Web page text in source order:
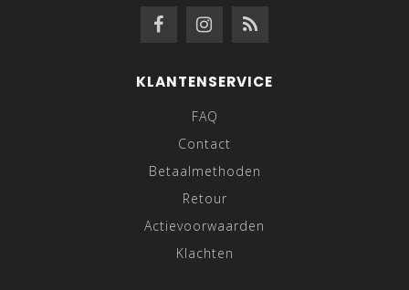
KLANTENSERVICE
FAQ
Contact
Betaalmethoden
Retour
Actievoorwaarden
Klachten